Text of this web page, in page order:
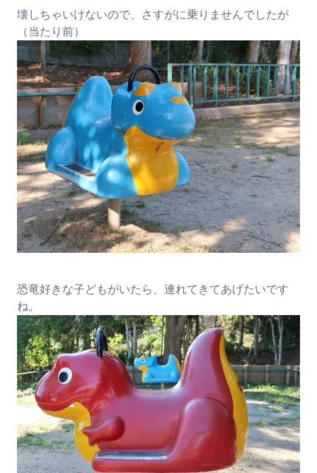
壊しちゃいけないので、さすがに乗りませんでしたが
（当たり前）
恐竜好きな子どもがいたら、連れてきてあげたいです
ね。